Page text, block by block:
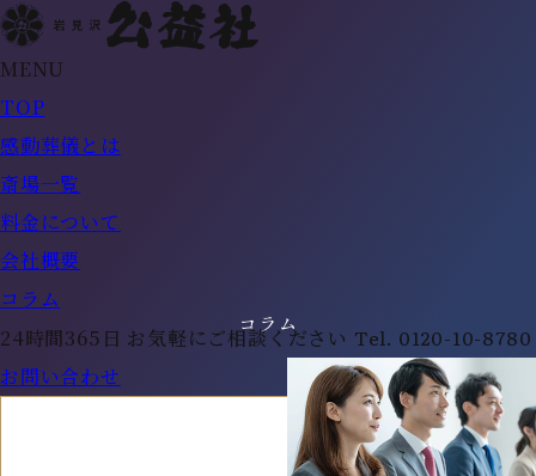
MENU
TOP
感動葬儀とは
斎場一覧
料金について
会社概要
コラム
24時間365日 お気軽にご相談ください Tel. 0120-10-8780
お問い合わせ
コラム